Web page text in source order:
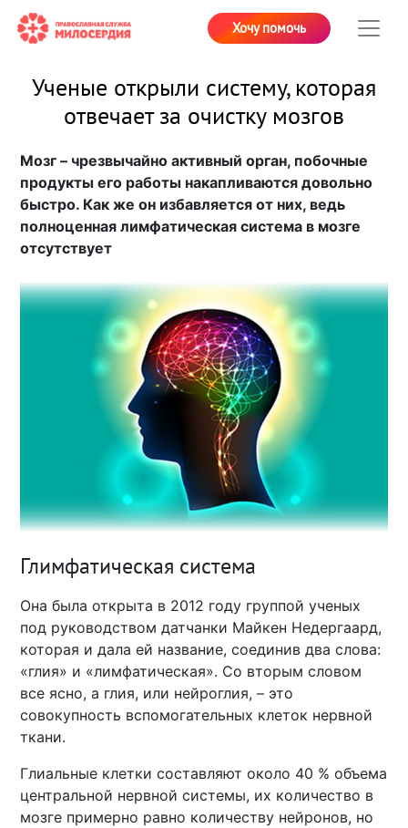
Хочу помочь
Ученые открыли систему, которая
отвечает за очистку мозгов
Мозг – чрезвычайно активный орган, побочные
продукты его работы накапливаются довольно
быстро. Как же он избавляется от них, ведь
полноценная лимфатическая система в мозге
отсутствует
Глимфатическая система
Она была открыта в 2012 году группой ученых
под руководством датчанки Майкен Недергаард,
которая и дала ей название, соединив два слова:
«глия» и «лимфатическая». Со вторым словом
все ясно, а глия, или нейроглия, – это
совокупность вспомогательных клеток нервной
ткани.
Глиальные клетки составляют около 40 % объема
центральной нервной системы, их количество в
мозге примерно равно количеству нейронов, но